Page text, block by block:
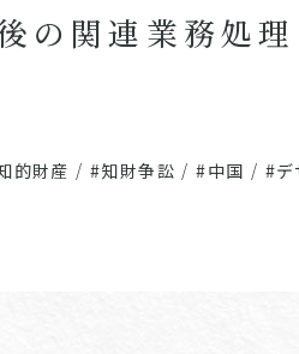
の関連業務処
的財産 /#知財争訟 /#中国 / #デ